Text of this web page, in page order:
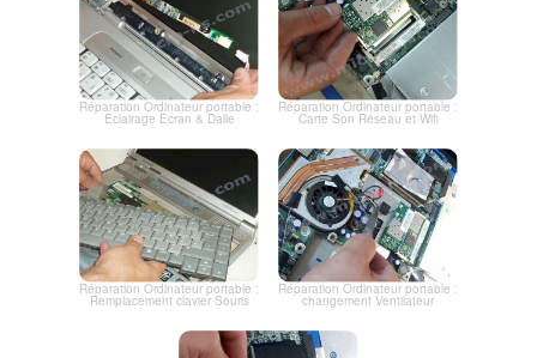
Réparation Ordinateur portable :
Eclairage Ecran & Dalle
Réparation Ordinateur portable :
Carte Son Réseau et Wifi
Réparation Ordinateur portable :
Remplacement clavier Souris
Réparation Ordinateur portable :
changement Ventilateur